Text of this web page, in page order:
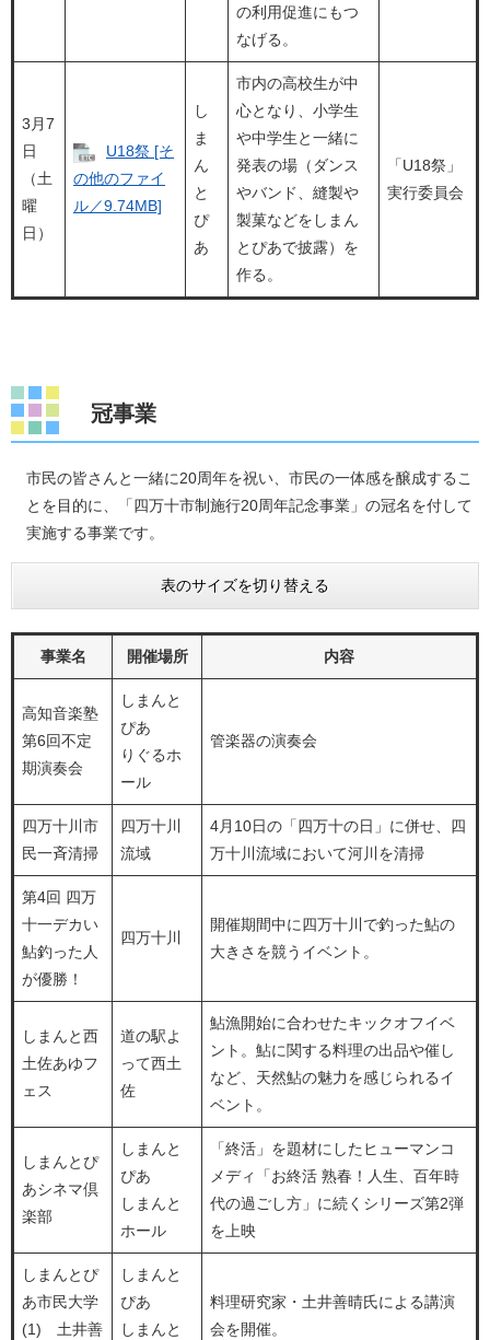
の利用促進にもつ
なげる。
3月7
日
（土
曜
日）
U18祭 [そ
の他のファイ
ル／9.74MB]
し
ま
ん
と
ぴ
あ
市内の高校生が中
心となり、小学生
や中学生と一緒に
発表の場（ダンス
やバンド、縫製や
製菓などをしまん
とぴあで披露）を
作る。
「U18祭」
実行委員会
冠事業
市民の皆さんと一緒に20周年を祝い、市民の一体感を醸成するこ
とを目的に、「四万十市制施行20周年記念事業」の冠名を付して
実施する事業です。
表のサイズを切り替える
事業名 開催場所 内容
高知音楽塾
第6回不定
期演奏会
しまんと
ぴあ
りぐるホ
ール
管楽器の演奏会
四万十川市
民一斉清掃
四万十川
流域
4月10日の「四万十の日」に併せ、四
万十川流域において河川を清掃
第4回 四万
十一デカい
鮎釣った人
が優勝！
四万十川
開催期間中に四万十川で釣った鮎の
大きさを競うイベント。
しまんと西
土佐あゆフ
ェス
道の駅よ
って西土
佐
鮎漁開始に合わせたキックオフイベ
ント。鮎に関する料理の出品や催し
など、天然鮎の魅力を感じられるイ
ベント。
しまんとぴ
あシネマ倶
楽部
しまんと
ぴあ
しまんと
ホール
「終活」を題材にしたヒューマンコ
メディ「お終活 熟春！人生、百年時
代の過ごし方」に続くシリーズ第2弾
を上映
しまんとぴ
あ市民大学
(1) 土井善
しまんと
ぴあ
しまんと
料理研究家・土井善晴氏による講演
会を開催。